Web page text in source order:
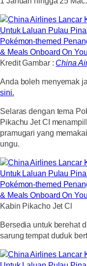
Kredit Gambar : China
Anda boleh menyemak
sini.
Selaras dengan tema
Pikachu Jet CI
pramugari yang
ungu.
Kabin Pikacho Jet Cl
Bersedia untuk berehat
sarung tempat duduk